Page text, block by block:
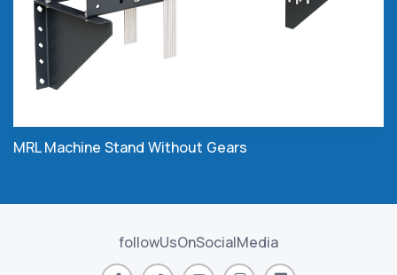
MRL Machine Stand Without Gears
followUsOnSocialMedia